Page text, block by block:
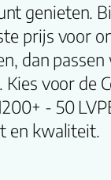
genieten.
prijs voor
dan
voor de
- 50
en kwaliteit.